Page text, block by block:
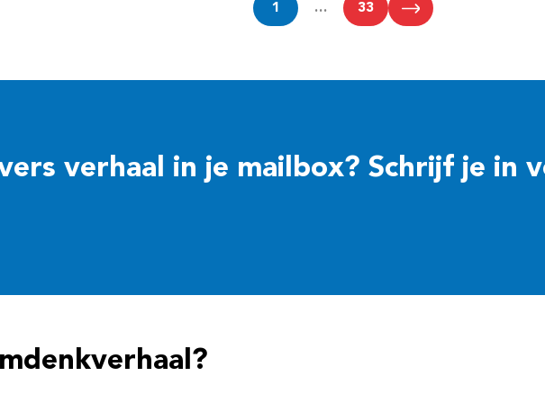
1 … 33
verhaal in je mailbox? Schrijf je in